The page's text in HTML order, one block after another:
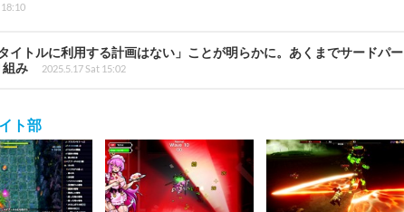
イトルに利用する計画はない」ことが明らかに。あくまでサードパー
組み
2025.5.17 Sat 15:02
ト部